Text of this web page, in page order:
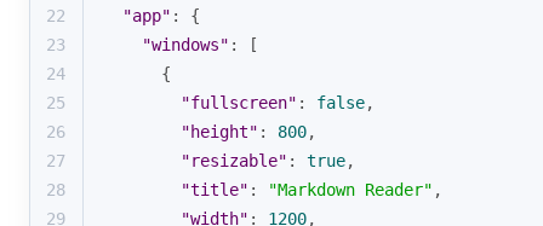
22
"app" : {
23
"windows" : [
24
      {
25
"fullscreen" : false,
26
"height" : 800,
27
"resizable" : true,
28
"title" : "Markdown Reader" ,
29
"width" : 1200,